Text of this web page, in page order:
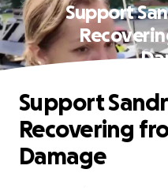
Support
Support
Recovering
Damage